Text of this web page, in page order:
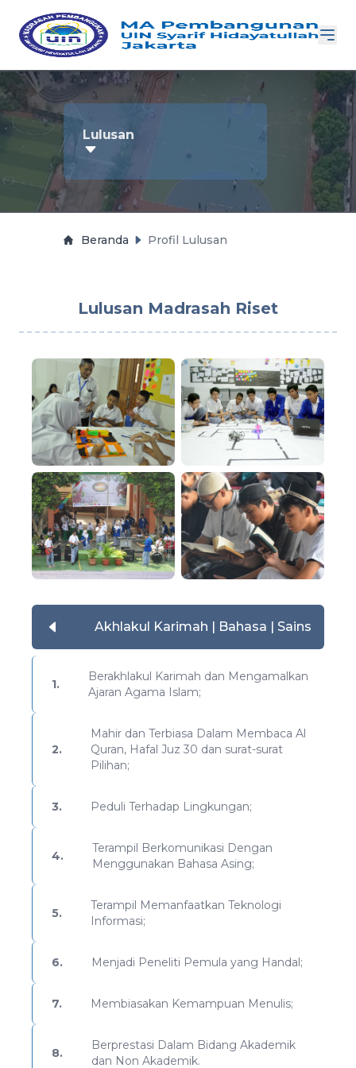
Lulusan
Beranda Profil Lulusan
Lulusan Madrasah Riset
Akhlakul Karimah | Bahasa | Sains
1.
Berakhlakul Karimah dan Mengamalkan
Ajaran Agama Islam;
2.
Mahir dan Terbiasa Dalam Membaca Al
Quran, Hafal Juz 30 dan surat-surat
Pilihan;
3. Peduli Terhadap Lingkungan;
4.
Terampil Berkomunikasi Dengan
Menggunakan Bahasa Asing;
5.
Terampil Memanfaatkan Teknologi
Informasi;
6. Menjadi Peneliti Pemula yang Handal;
7. Membiasakan Kemampuan Menulis;
8.
Berprestasi Dalam Bidang Akademik
dan Non Akademik.